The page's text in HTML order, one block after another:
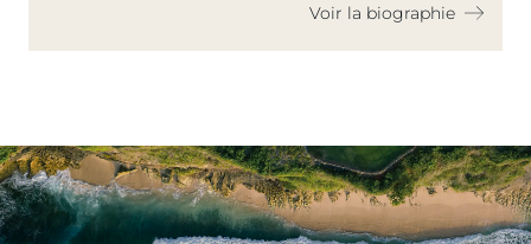
Voir la biographie